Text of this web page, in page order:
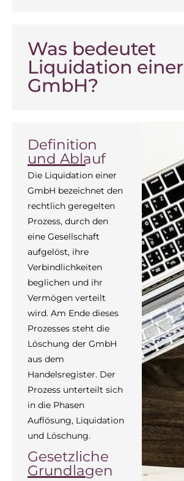
Was bedeutet
Liquidation einer
GmbH?
Definition
und Ablauf
Die Liquidation einer
GmbH bezeichnet den
rechtlich geregelten
Prozess, durch den
eine Gesellschaft
aufgelöst, ihre
Verbindlichkeiten
beglichen und ihr
Vermögen verteilt
wird. Am Ende dieses
Prozesses steht die
Löschung der GmbH
aus dem
Handelsregister. Der
Prozess unterteilt sich
in die Phasen
Auflösung, Liquidation
und Löschung.
Gesetzliche
Grundlagen